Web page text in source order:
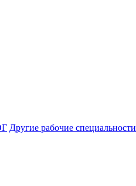
Другие рабочие специальности